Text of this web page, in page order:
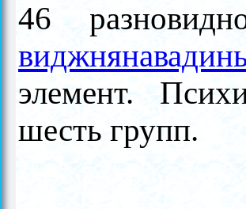
46
элемент.
шесть групп.